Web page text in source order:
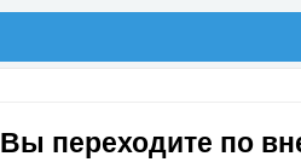
Вы переходите по